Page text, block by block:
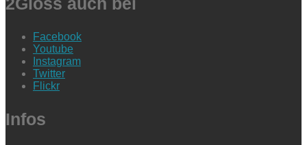
Facebook
Youtube
Instagram
Twitter
Flickr
Infos